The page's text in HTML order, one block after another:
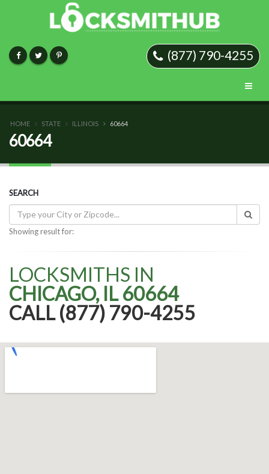
(877) 790-4255
HOME STATE ILLINOIS 60664
60664
SEARCH
Showing result for:
LOCKSMITHS IN
CHICAGO, IL 60664
CALL (877) 790-4255